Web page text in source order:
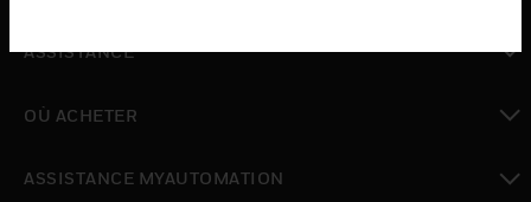
ASSISTANCE
OÙ ACHETER
ASSISTANCE MYAUTOMATION